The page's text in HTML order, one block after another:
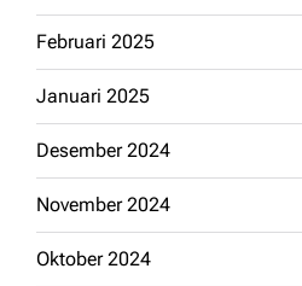
Februari 2025
Januari 2025
Desember 2024
November 2024
Oktober 2024